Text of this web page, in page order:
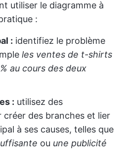
utiliser le diagramme à
:
: identifiez le problème
les ventes de t-shirts
au cours des deux
: utilisez des
créer des branches et lier
à ses causes, telles que
ou une publicité